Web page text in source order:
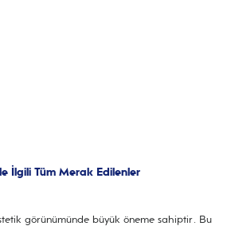
İlgili Tüm Merak Edilenler
görünümünde büyük öneme sahiptir. Bu